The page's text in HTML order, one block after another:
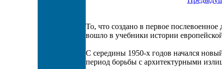
То, что создано в первое
вошло в учебники истории
С середины 1950-х годов начался
период борьбы с архитектурными